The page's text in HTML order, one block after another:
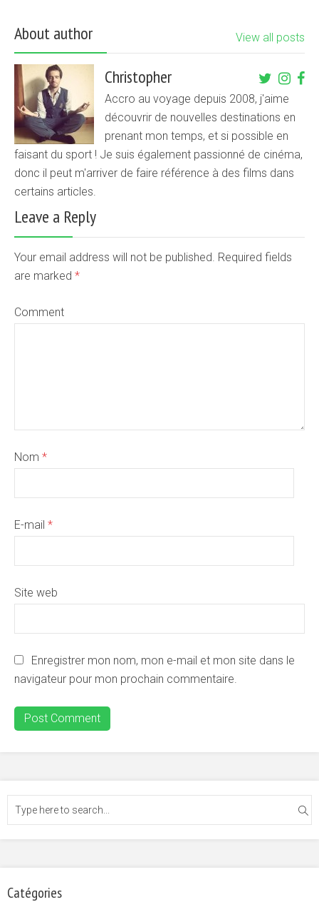
About author View all posts
Christopher
Accro au voyage depuis 2008, j'aime
découvrir de nouvelles destinations en
prenant mon temps, et si possible en
faisant du sport ! Je suis également passionné de cinéma,
donc il peut m'arriver de faire référence à des films dans
certains articles.
Leave a Reply
Your email address will not be published. Required fields
are marked *
Comment
Nom *
E-mail *
Site web
Enregistrer mon nom, mon e-mail et mon site dans le
navigateur pour mon prochain commentaire.
Catégories